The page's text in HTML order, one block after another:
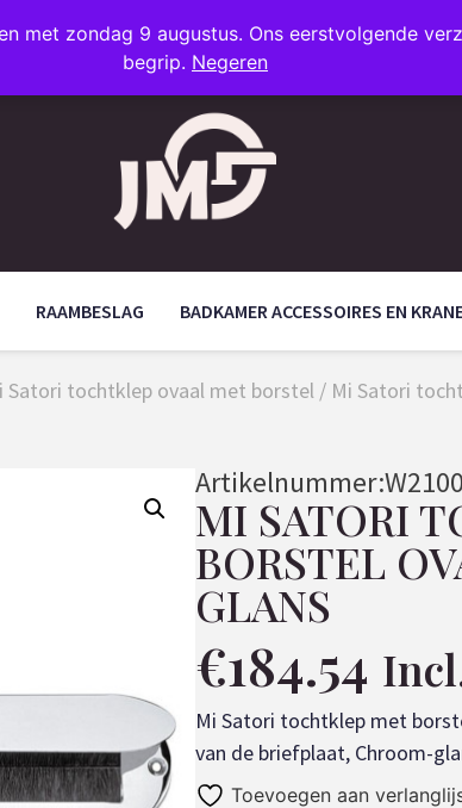
met zondag 9 augustus. Ons eerstvolgende
begrip. Negeren
RAAMBESLAG BADKAMER ACCESSOIRES EN
Satori tochtklep ovaal met borstel / Mi Satori
Artikelnummer:
MI SATORI
BORSTEL
GLANS
€184.54
Mi Satori tochtklep met
van de briefplaat, Chroom-
Toevoegen aan